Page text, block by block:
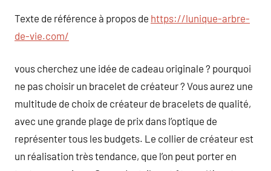
Texte de référence à propos de https://lunique-arbre-
de-vie.com/
vous cherchez une idée de cadeau originale ? pourquoi
ne pas choisir un bracelet de créateur ? Vous aurez une
multitude de choix de créateur de bracelets de qualité,
avec une grande plage de prix dans l’optique de
représenter tous les budgets. Le collier de créateur est
un réalisation très tendance, que l’on peut porter en